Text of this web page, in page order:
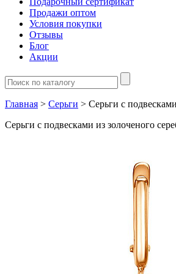
Продажи оптом
Условия покупки
Отзывы
Блог
Акции
Главная > Серьги > Серьги с
Серьги с подвесками из золоченого